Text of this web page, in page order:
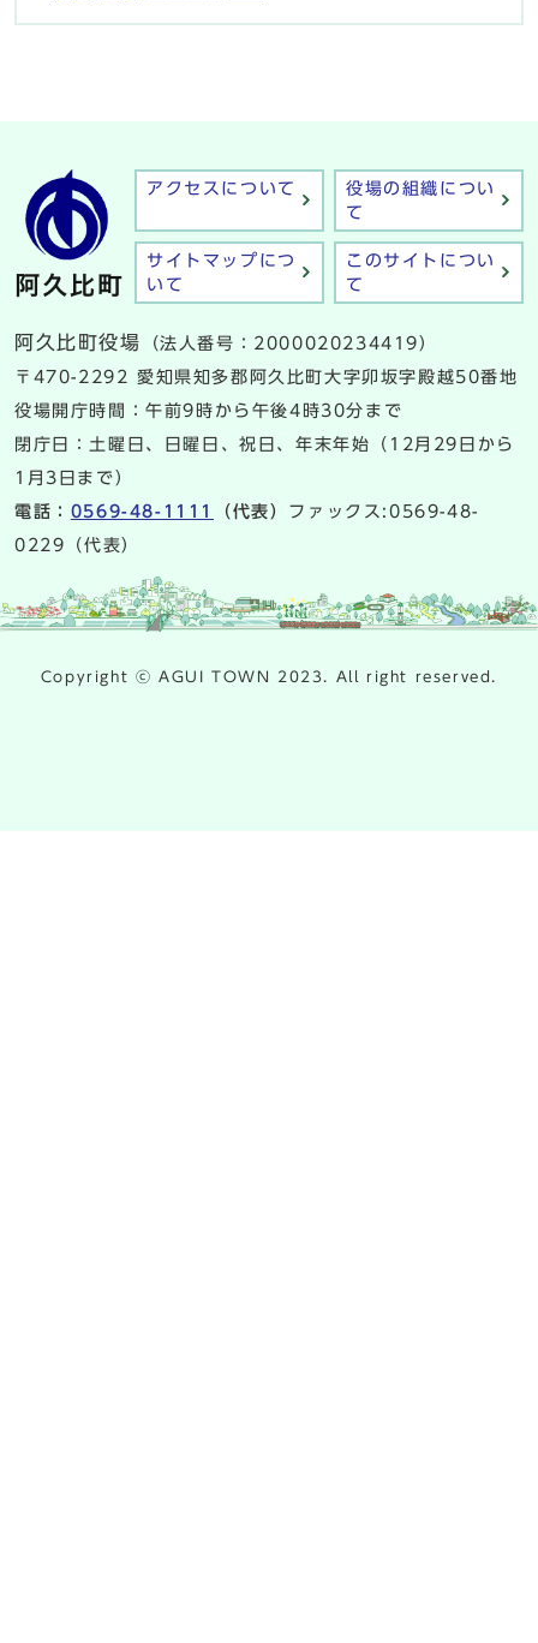
アクセスについて
役場の組織につい
て
サイトマップにつ
いて
このサイトについ
て
阿久比町役場
（法人番号：2000020234419）
〒470-2292 愛知県知多郡阿久比町大字卯坂字殿越50番地
役場開庁時間：午前9時から午後4時30分まで
閉庁日：土曜日、日曜日、祝日、年末年始（12月29日から
1月3日まで）
電話： 0569-48-1111 （代表） ファックス:0569-48-
0229（代表）
Copyright ⓒ AGUI TOWN 2023. All right reserved.